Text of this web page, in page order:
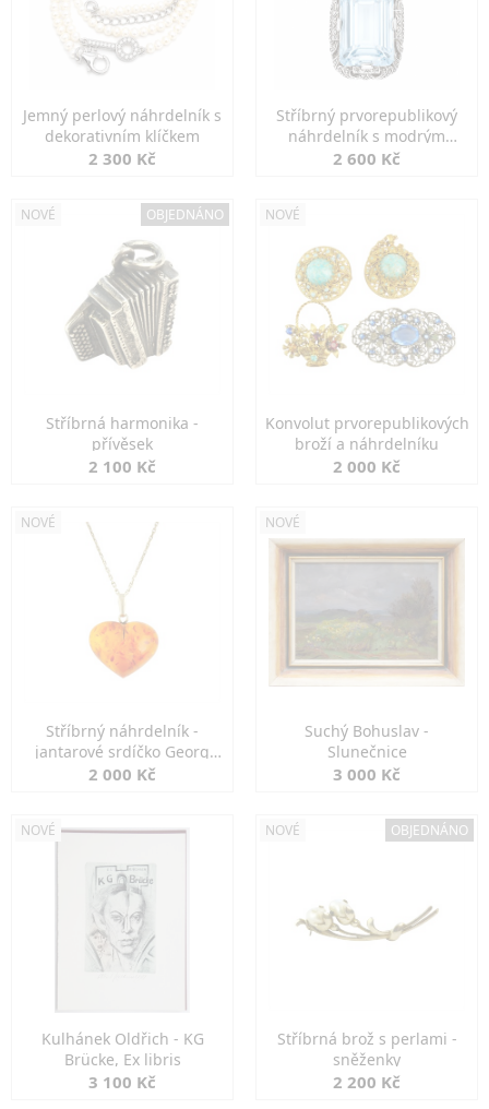
Jemný perlový náhrdelník s
dekorativním klíčkem
2 300 Kč
Stříbrný prvorepublikový
náhrdelník s modrým
spinelem
2 600 Kč
NOVÉ OBJEDNÁNO
Stříbrná harmonika -
přívěsek
2 100 Kč
NOVÉ
Konvolut prvorepublikových
broží a náhrdelníku
2 000 Kč
NOVÉ
Stříbrný náhrdelník -
jantarové srdíčko Georg
Kramer
2 000 Kč
NOVÉ
Suchý Bohuslav -
Slunečnice
3 000 Kč
NOVÉ
Kulhánek Oldřich - KG
Brücke, Ex libris
3 100 Kč
NOVÉ OBJEDNÁNO
Stříbrná brož s perlami -
sněženky
2 200 Kč